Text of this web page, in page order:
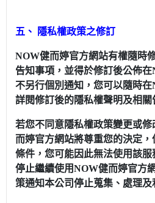
五、 隱私權政策之修訂
NOW健而婷官方網站有權隨時
告知事項，並得於修訂後公佈在
不另行個別通知，您可以隨時
詳閱修訂後的隱私權聲明及相關
若您不同意隱私權政策變更或
而婷官方網站將尊重您的決定
條件，您可能因此無法使用該
停止繼續使用NOW健而婷官方
策通知本公司停止蒐集、處理及